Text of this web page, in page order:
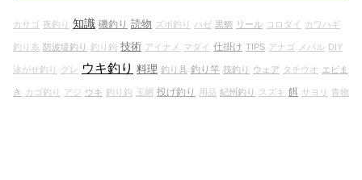
カサゴ 夜釣り 知識 磯釣り 読物 ズボ釣り ハゼ 黒鯛 リール コロダイ カワハギ
釣り糸 防波堤釣り 釣り鉤 技術 アイナメ マダイ 仕掛け TIPS アナゴ メバル DIY
泳がせ釣り グレ ウキ釣り 料理 釣り具 釣り竿 筏釣り ウェア タチウオ エビま
き カゴ釣り アジ ウキ 釣り鈎 玉網 投げ釣り 用品 紀州釣り スズキ 餌 サヨリ 青物